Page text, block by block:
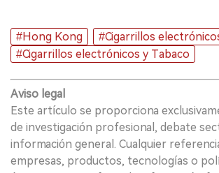
#Hong Kong
#Cigarrillos
#Cigarrillos electrónicos y Tabaco
Aviso legal
Este artículo se proporciona
de investigación profesional, debate
información general. Cualquier
empresas, productos, tecnologías o